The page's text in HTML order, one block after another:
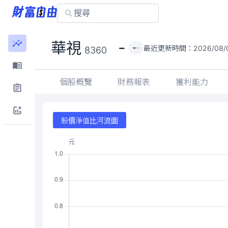
華視 8360 - - 最近更新時間： 2026/08/
個股概覽 財務報表 獲利能力
股價淨值比河流圖